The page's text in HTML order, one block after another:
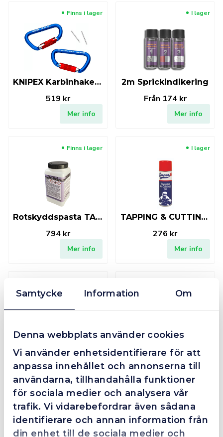
Samtycke Information Om
Denna webbplats använder cookies
Vi använder enhetsidentifierare för att
anpassa innehållet och annonserna till
användarna, tillhandahålla funktioner
för sociala medier och analysera vår
trafik. Vi vidarebefordrar även sådana
identifierare och annan information från
din enhet till de sociala medier och
Finns i lager
KNIPEX Karbinhake för fånglina (2st)
519 kr
Mer info
I lager
2m Sprickindikering
Från 174 kr
Mer info
Finns i lager
Rotskyddspasta TA-Flux
794 kr
Mer info
I lager
TAPPING & CUTTING OIL
276 kr
Mer info
Läcksökningspray 300ml
144 kr
Mer info
Svetsspray SWP 5L
400 kr
Mer info
Fåtal kvar i lager Finns i lager